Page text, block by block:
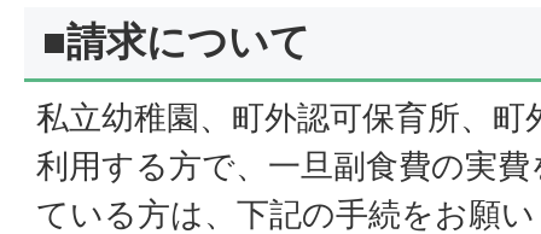
■請求について
私立幼稚園、町外認可保育所、
利用する方で、一旦副食費の実
ている方は、下記の手続をお願